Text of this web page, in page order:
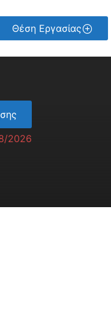
Θέση Εργασίας
2026